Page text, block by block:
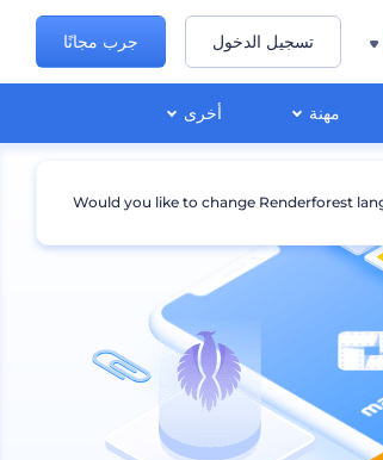
مهنة أخرى
تسجيل الدخول جرب مجانًا
Would you like to change Renderforest